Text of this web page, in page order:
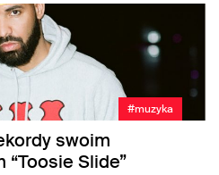
#muzyka
swoim
Slide”